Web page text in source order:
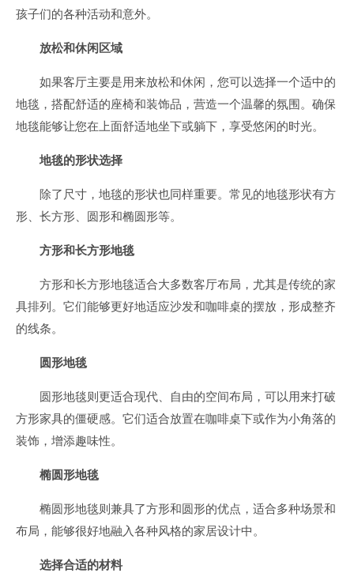
孩子们的各种活动和意外。
放松和休闲区域
如果客厅主要是用来放松和休闲，您可以选择一个适中的
地毯，搭配舒适的座椅和装饰品，营造一个温馨的氛围。确保
地毯能够让您在上面舒适地坐下或躺下，享受悠闲的时光。
地毯的形状选择
除了尺寸，地毯的形状也同样重要。常见的地毯形状有方
形、长方形、圆形和椭圆形等。
方形和长方形地毯
方形和长方形地毯适合大多数客厅布局，尤其是传统的家
具排列。它们能够更好地适应沙发和咖啡桌的摆放，形成整齐
的线条。
圆形地毯
圆形地毯则更适合现代、自由的空间布局，可以用来打破
方形家具的僵硬感。它们适合放置在咖啡桌下或作为小角落的
装饰，增添趣味性。
椭圆形地毯
椭圆形地毯则兼具了方形和圆形的优点，适合多种场景和
布局，能够很好地融入各种风格的家居设计中。
选择合适的材料